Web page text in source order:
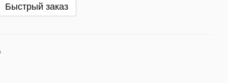
Быстрый заказ